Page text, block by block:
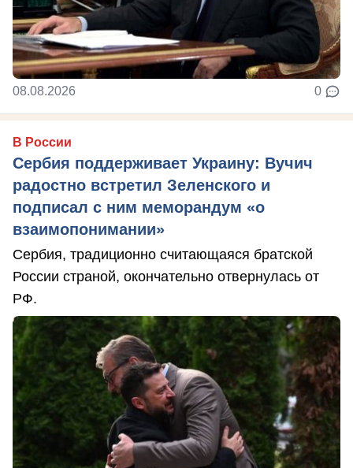
08.08.2026 0
В России
Сербия поддерживает Украину: Вучич
радостно встретил Зеленского и
подписал с ним меморандум «о
взаимопонимании»
Сербия, традиционно считающаяся братской
России страной, окончательно отвернулась от
РФ.